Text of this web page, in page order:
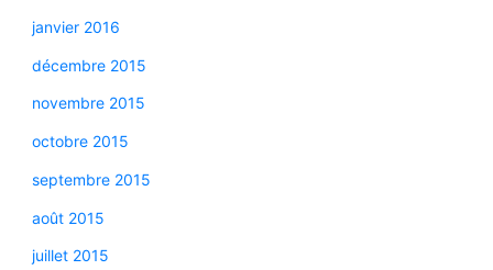
janvier 2016
décembre 2015
novembre 2015
octobre 2015
septembre 2015
août 2015
juillet 2015